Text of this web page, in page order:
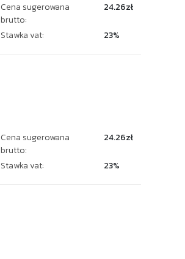
Cena sugerowana
brutto:
24.26zł
Stawka vat: 23%
Cena sugerowana
brutto:
24.26zł
Stawka vat: 23%